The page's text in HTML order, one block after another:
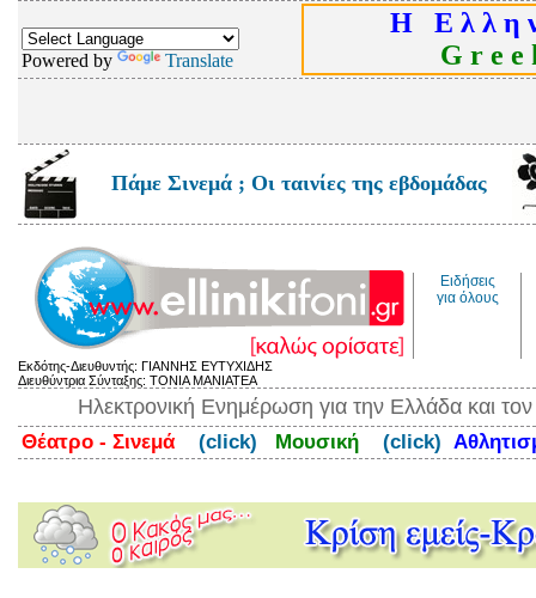
Powered by Translate
Η Ε λ λ η
G r e e
Πάμε Σινεμά ; Οι ταινίες της εβδομάδας
Ειδήσεις
για όλους
Εκδότης-Διευθυντής: ΓΙΑΝΝΗΣ ΕΥΤΥΧΙΔΗΣ
Διευθύντρια Σύνταξης: ΤΟΝΙΑ ΜΑΝΙΑΤΕΑ
Ηλεκτρονική Ενημέρωση για την Ελλάδα και
Θέατρο - Σινεμά (click) Μουσική (click)